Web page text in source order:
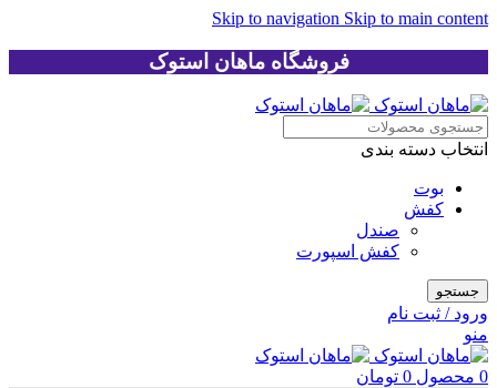
Skip to navigation Skip to main content
فروشگاه ماهان استوک
انتخاب دسته بندی
بوت
کفش
صندل
کفش اسپورت
جستجو
ورود / ثبت نام
منو
0 محصول 0 تومان